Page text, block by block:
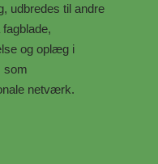
udbredes til andre
og oplæg i
som
netværk.